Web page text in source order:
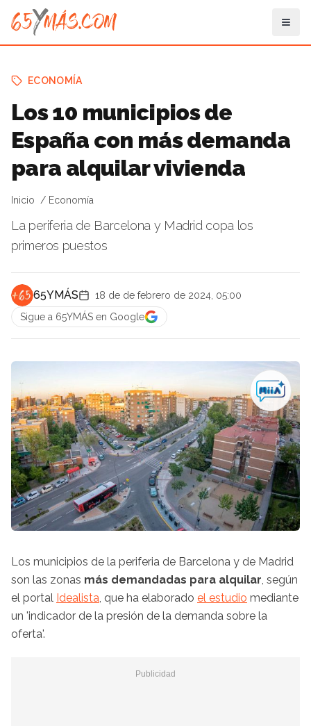
ECONOMÍA
Los 10 municipios de
España con más demanda
para alquilar vivienda
Inicio Economía
La periferia de Barcelona y Madrid copa los
primeros puestos
65YMÁS
18 de de febrero de 2024, 05:00
Sigue a 65YMÁS en Google
Los municipios de la periferia de Barcelona y de Madrid
son las zonas más demandadas para alquilar, según
el portal Idealista, que ha elaborado el estudio mediante
un 'indicador de la presión de la demanda sobre la
oferta'.